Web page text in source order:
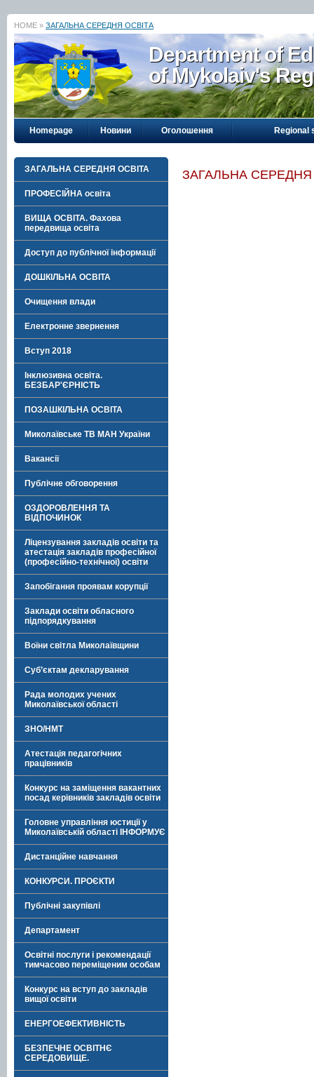
HOME » ЗАГАЛЬНА СЕРЕДНЯ ОСВІТА
Department of
of Mykolaiv's
Homepage Новини Оголошення Regional
ЗАГАЛЬНА СЕРЕДНЯ ОСВІТА
ПРОФЕСІЙНА освіта
ВИЩА ОСВІТА. Фахова
передвища освіта
Доступ до публічної інформації
ДОШКІЛЬНА ОСВІТА
Очищення влади
Електронне звернення
Вступ 2018
Інклюзивна освіта.
БЕЗБАР'ЄРНІСТЬ
ПОЗАШКІЛЬНА ОСВІТА
Миколаївське ТВ МАН України
Вакансії
Публічне обговорення
ОЗДОРОВЛЕННЯ ТА
ВІДПОЧИНОК
Ліцензування закладів освіти та
атестація закладів професійної
(професійно-технічної) освіти
Запобігання проявам корупції
Заклади освіти обласного
підпорядкування
Воїни світла Миколаївщини
Суб’єктам декларування
Рада молодих учених
Миколаївської області
ЗНО/НМТ
Атестація педагогічних
працівників
Конкурс на заміщення вакантних
посад керівників закладів освіти
Головне управління юстиції у
Миколаївській області ІНФОРМУЄ
Дистанційне навчання
КОНКУРСИ. ПРОЄКТИ
Публічні закупівлі
Департамент
Освітні послуги і рекомендації
тимчасово переміщеним особам
Конкурс на вступ до закладів
вищої освіти
ЕНЕРГОЕФЕКТИВНІСТЬ
БЕЗПЕЧНЕ ОСВІТНЄ
СЕРЕДОВИЩЕ.
ЗАГАЛЬНА СЕРЕДНЯ